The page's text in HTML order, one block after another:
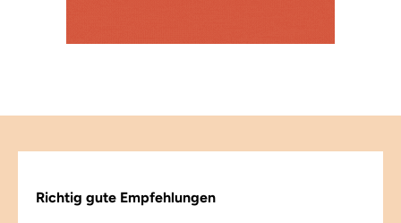
Richtig gute Empfehlungen